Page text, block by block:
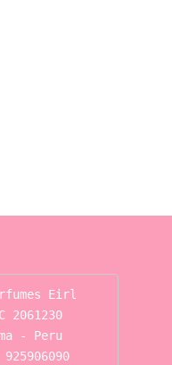
Eirl
2061230
- Peru
925906090